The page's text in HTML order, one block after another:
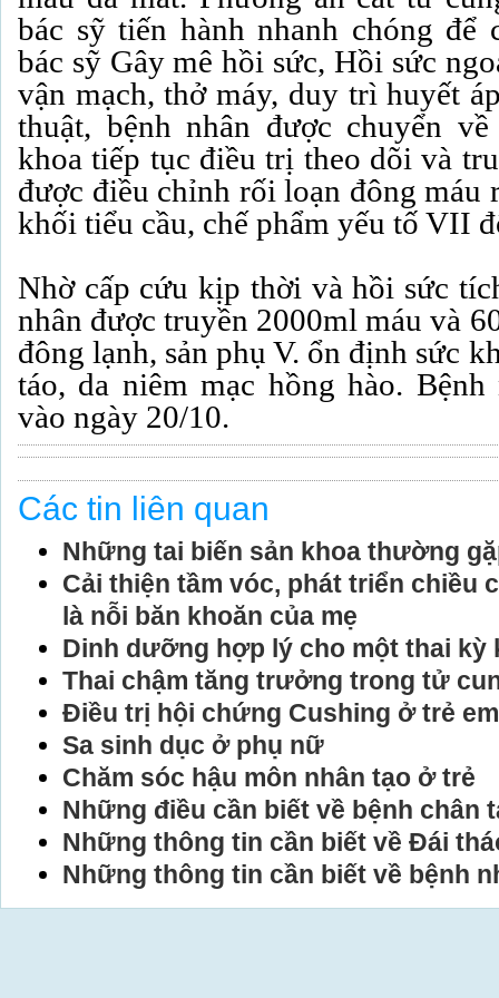
bác sỹ tiến hành nhanh chóng để
bác sỹ Gây mê hồi sức, Hồi sức
vận mạch, thở máy, duy trì huyết
thuật, bệnh nhân được chuyển
khoa tiếp tục điều trị theo dõi và
được điều chỉnh rối loạn đông máu
khối tiểu cầu, chế phẩm yếu tố VII
Nhờ cấp cứu kịp thời và hồi sức
nhân được truyền 2000ml máu và
đông lạnh, sản phụ V. ổn định sức
táo, da niêm mạc hồng hào.
vào ngày 20/10.
Các tin liên quan
Những tai biến sản khoa thường
Cải thiện tầm vóc, phát triển chiều
là nỗi băn khoăn của mẹ
Dinh dưỡng hợp lý cho một thai kỳ
Thai chậm tăng trưởng trong tử
Điều trị hội chứng Cushing ở trẻ em
Sa sinh dục ở phụ nữ
Chăm sóc hậu môn nhân tạo ở trẻ
Những điều cần biết về bệnh chân
Những thông tin cần biết về Đái
Những thông tin cần biết về bệnh